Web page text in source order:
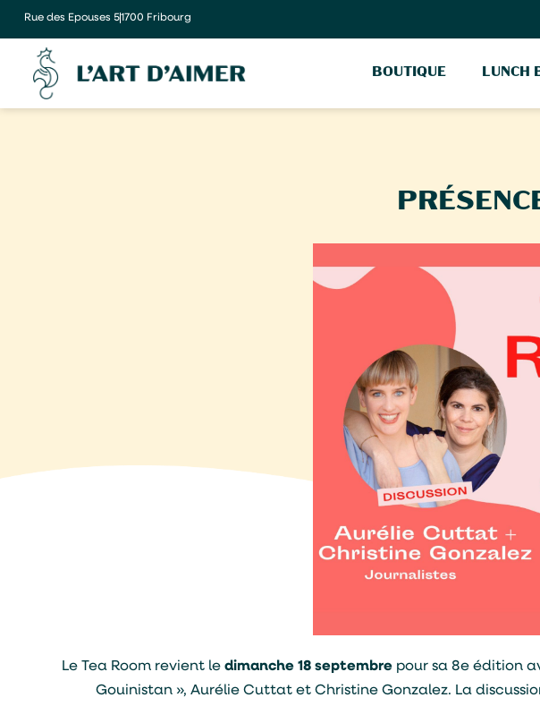
Rue des Epouses 51700 Fribourg
BOUTIQUE LUNCH
Le Tea Room revient le dimanche 18 septembrepour sa 8e édition
Gouinistan », Aurélie Cuttat et Christine Gonzalez. La